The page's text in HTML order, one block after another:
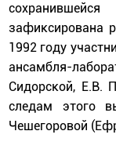
зафиксирована
1992 году
ансамбля-
Сидорской, Е.В.
следам этого
Чешегоровой